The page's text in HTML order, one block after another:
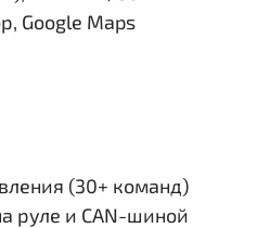
Google Maps
(30+ команд)
руле и CAN-шиной